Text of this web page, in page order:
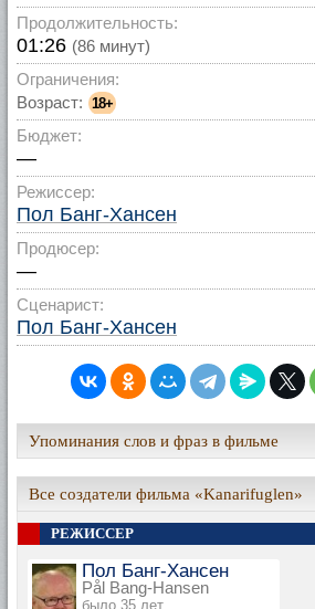
Продолжительность:
01:26 (86 минут)
Ограничения:
Возраст: 18+
Бюджет:
—
Режиссер:
Пол Банг-Хансен
Продюсер:
—
Сценарист:
Пол Банг-Хансен
Упоминания слов и фраз в фильме
Все создатели фильма «Kanarifuglen»
РЕЖИССЕР
Пол Банг-Хансен
Pål Bang-Hansen
было 35 лет